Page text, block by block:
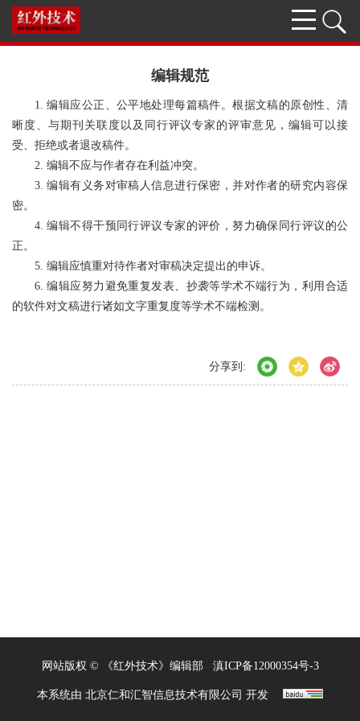
编辑规范
1. 编辑应公正、公平地处理每篇稿件。根据文稿的原创性、清
晰度、与期刊关联度以及同行评议专家的评审意见，编辑可以接
受、拒绝或者退改稿件。
2. 编辑不应与作者存在利益冲突。
3. 编辑有义务对审稿人信息进行保密，并对作者的研究内容保
密。
4. 编辑不得干预同行评议专家的评价，努力确保同行评议的公
正。
5. 编辑应慎重对待作者对审稿决定提出的申诉。
6. 编辑应努力避免重复发表、抄袭等学术不端行为，利用合适
的软件对文稿进行诸如文字重复度等学术不端检测。
分享到:
网站版权 © 《红外技术》编辑部 滇ICP备12000354号-3
本系统由 北京仁和汇智信息技术有限公司 开发